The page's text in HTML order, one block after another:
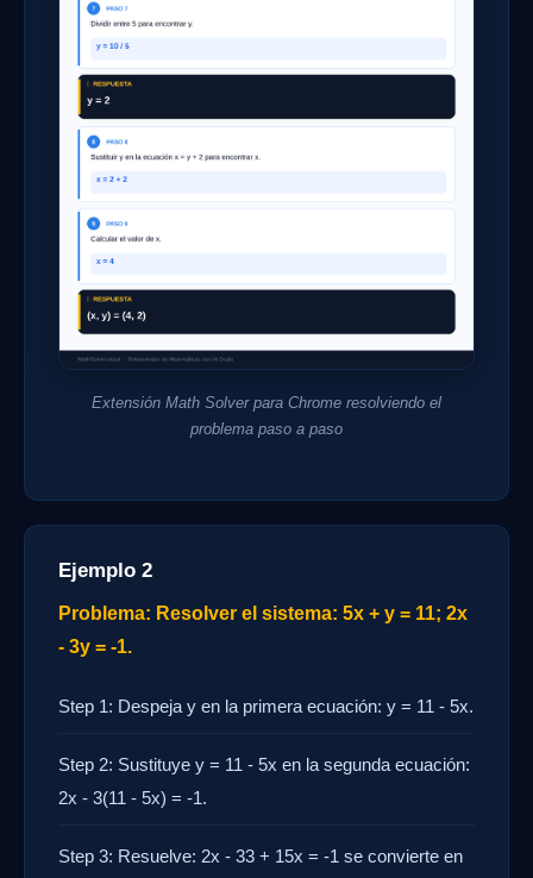
Extensión Math Solver para Chrome resolviendo el
problema paso a paso
Ejemplo 2
Problema: Resolver el sistema: 5x + y = 11; 2x
- 3y = -1.
Step 1: Despeja y en la primera ecuación: y = 11 - 5x.
Step 2: Sustituye y = 11 - 5x en la segunda ecuación:
2x - 3(11 - 5x) = -1.
Step 3: Resuelve: 2x - 33 + 15x = -1 se convierte en